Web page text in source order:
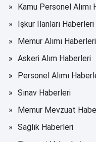
Kamu Personel Alımı
İşkur İlanları Haberleri
Memur Alımı Haberleri
Askeri Alım Haberleri
Personel Alımı
Sınav Haberleri
Memur Mevzuat
Sağlık Haberleri